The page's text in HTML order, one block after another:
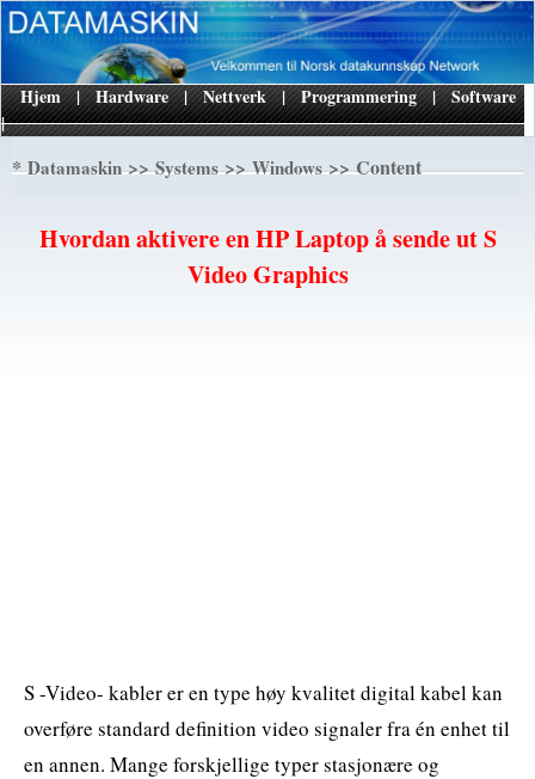
|
Hjem | Hardware | Nettverk | Programmering | Software
*Datamaskin>>Systems>>Windows>> Content
Hvordan aktivere en HP Laptop å sende ut S
Video Graphics
S -Video- kabler er en type høy kvalitet digital kabel kan
overføre standard definition video signaler fra én enhet til
en annen. Mange forskjellige typer stasjonære og